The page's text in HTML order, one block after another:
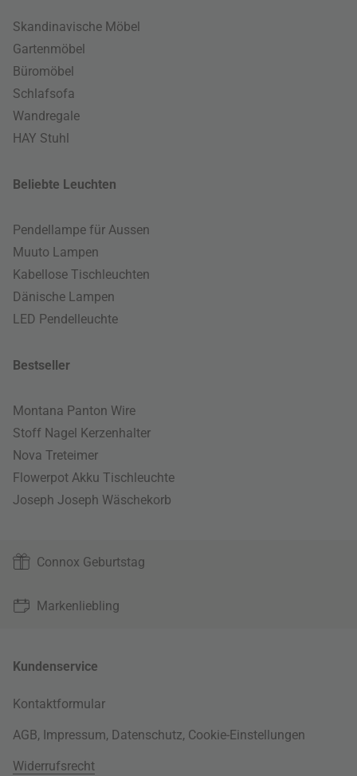
Skandinavische Möbel
Gartenmöbel
Büromöbel
Schlafsofa
Wandregale
HAY Stuhl
Beliebte Leuchten
Pendellampe für Aussen
Muuto Lampen
Kabellose Tischleuchten
Dänische Lampen
LED Pendelleuchte
Bestseller
Montana Panton Wire
Stoff Nagel Kerzenhalter
Nova Treteimer
Flowerpot Akku Tischleuchte
Joseph Joseph Wäschekorb
Connox Geburtstag
Markenliebling
Kundenservice
Kontaktformular
AGB, Impressum, Datenschutz, Cookie-Einstellungen
Widerrufsrecht